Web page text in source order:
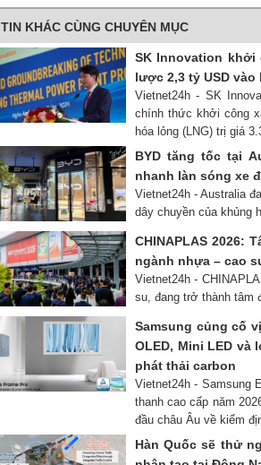
TIN KHÁC CÙNG CHUYÊN MỤC
SK Innovation khởi
lược 2,3 tỷ USD
Vietnet24h - SK
chính thức khởi công
hóa lỏng (LNG) trị giá
BYD tăng tốc tại
nhanh làn sóng xe
Vietnet24h - Australia
dây chuyền của khủng
CHINAPLAS 2026:
ngành nhựa – cao
Vietnet24h -
su, đang trở thành tâm
Samsung củng cố
OLED, Mini LED và
phát thải carbon
Vietnet24h - Samsung
thanh cao cấp năm
đầu châu Âu về kiểm
Hàn Quốc sẽ thử